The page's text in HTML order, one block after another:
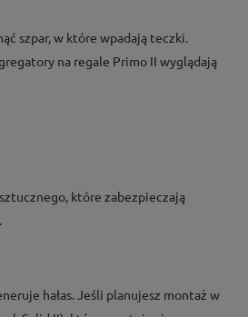
szpar, w które wpadają teczki.
na regale Primo II wyglądają
które zabezpieczają
hałas. Jeśli planujesz montaż w